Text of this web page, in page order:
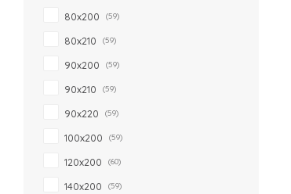
80x200 (59)
80x210 (59)
90x200 (59)
90x210 (59)
90x220 (59)
100x200 (59)
120x200 (60)
140x200 (59)